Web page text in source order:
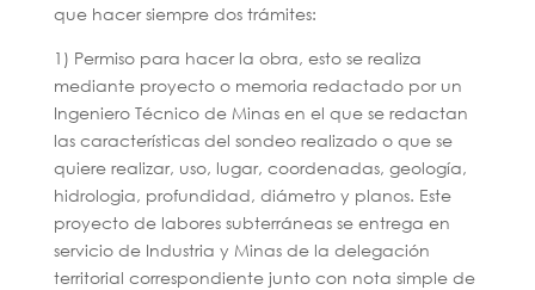
que hacer siempre dos trámites:
1) Permiso para hacer la obra, esto se realiza
mediante proyecto o memoria redactado por un
Ingeniero Técnico de Minas en el que se redactan
las características del sondeo realizado o que se
quiere realizar, uso, lugar, coordenadas, geología,
hidrologia, profundidad, diámetro y planos. Este
proyecto de labores subterráneas se entrega en
servicio de Industria y Minas de la delegación
territorial correspondiente junto con nota simple de